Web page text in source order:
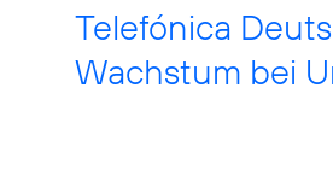
Telefónica
Wachstum bei